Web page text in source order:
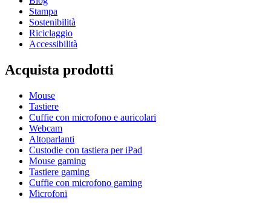
Stampa
Sostenibilità
Riciclaggio
Accessibilità
Acquista prodotti
Mouse
Tastiere
Cuffie con microfono e auricolari
Webcam
Altoparlanti
Custodie con tastiera per iPad
Mouse gaming
Tastiere gaming
Cuffie con microfono gaming
Microfoni